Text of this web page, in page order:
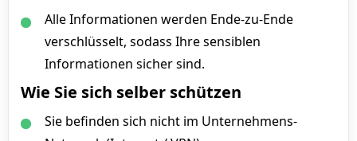
Alle Informationen werden Ende-zu-Ende
verschlüsselt, sodass Ihre sensiblen
Informationen sicher sind.
Wie Sie sich selber schützen
Sie befinden sich nicht im Unternehmens-